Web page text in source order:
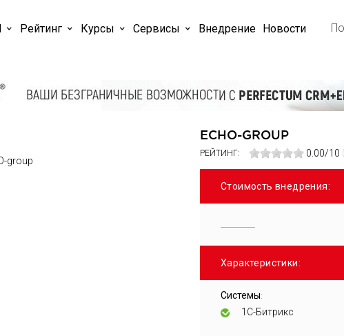
Рейтинг Курсы Cервисы Внедрение Новости
ECHO-GROUP
РЕЙТИНГ: 0.00/10
Стоимость внедрения:
Характеристики:
Системы:
1С-Битрикс